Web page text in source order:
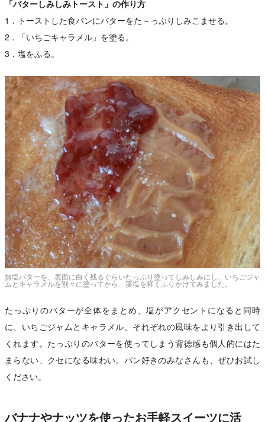
「バターしみしみトースト」の作り方
1．トーストした食パンにバターをた～っぷりしみこませる。
2．「いちごキャラメル」を塗る。
3．塩をふる。
無塩バターを、表面に白く残るぐらいたっぷり塗ってしみしみにし、いちごジャ
ムとキャラメルを別々に塗ってから、藻塩を軽くふりかけてみました。
たっぷりのバターが全体をまとめ、塩がアクセントになると同時
に、いちごジャムとキャラメル、それぞれの風味をより引き出して
くれます。たっぷりのバターを使ってしまう背徳感も個人的にはた
まらない、クセになる味わい。パン好きのみなさんも、ぜひお試し
ください。
バナナやナッツを使ったお手軽スイーツに活